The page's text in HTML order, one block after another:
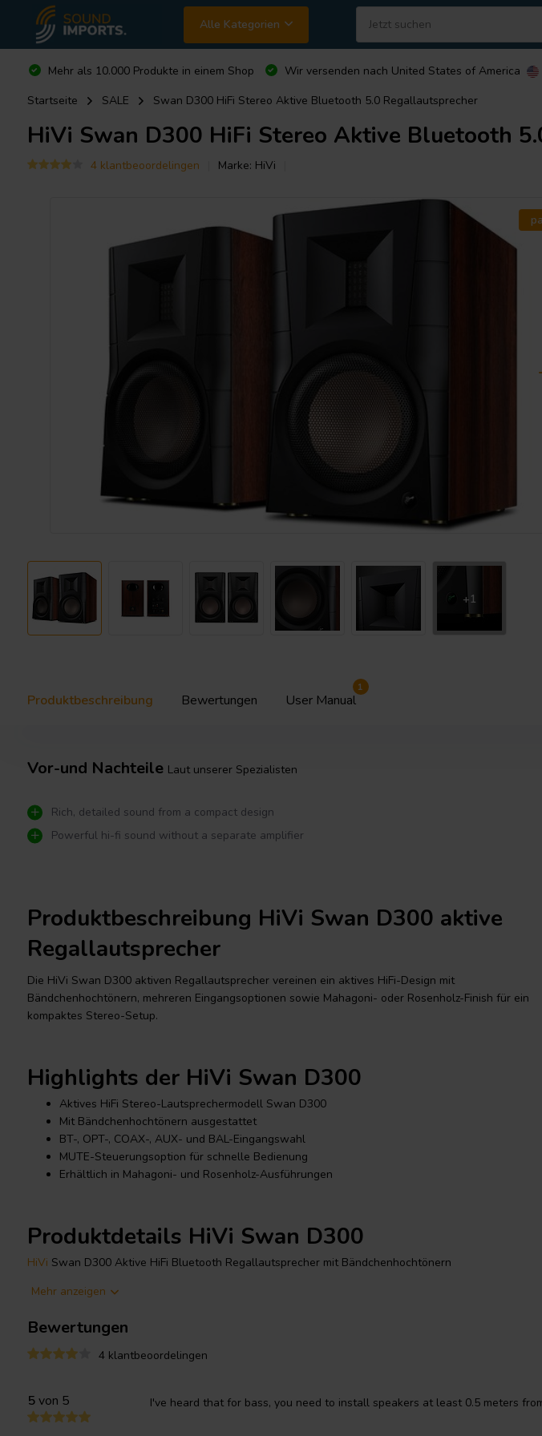
Alle Kategorien
Mehr als 10.000 Produkte in einem Shop Wir versenden nach United States of America
Startseite
SALE Swan D300 HiFi Stereo Aktive Bluetooth 5.0 Regallautsprecher
HiVi Swan D300 HiFi Stereo Aktive Bluetooth
4 klantbeoordelingen Marke: HiVi
+1
Produktbeschreibung Bewertungen User Manual
1
Vor-und Nachteile Laut unserer Spezialisten
Rich, detailed sound from a compact design
Powerful hi-fi sound without a separate amplifier
Produktbeschreibung HiVi Swan D300 aktive
Regallautsprecher
Die HiVi Swan D300 aktiven Regallautsprecher vereinen ein aktives HiFi-Design mit
Bändchenhochtönern, mehreren Eingangsoptionen sowie Mahagoni- oder Rosenholz-Finish für ein
kompaktes Stereo-Setup.
Highlights der HiVi Swan D300
Aktives HiFi Stereo-Lautsprechermodell Swan D300
Mit Bändchenhochtönern ausgestattet
BT-, OPT-, COAX-, AUX- und BAL-Eingangswahl
MUTE-Steuerungsoption für schnelle Bedienung
Erhältlich in Mahagoni- und Rosenholz-Ausführungen
Produktdetails HiVi Swan D300
HiVi Swan D300 Aktive HiFi Bluetooth Regallautsprecher mit Bändchenhochtönern
Der Swan D300 ist ein aktives HiFi-Modell für ein anspruchsvolles
Lautsprechersystem in einem Produkt vereint sind.
Wahl, wenn Sie
Lautsprechermit einem speziellen Hochtonkonzept anstelle einer einfachen
Multimedia-Lösung suchen.
Mehr anzeigen
Bewertungen
4 klantbeoordelingen
5von 5 I've heard that for bass, you need to install speakers at least 0.5 meters